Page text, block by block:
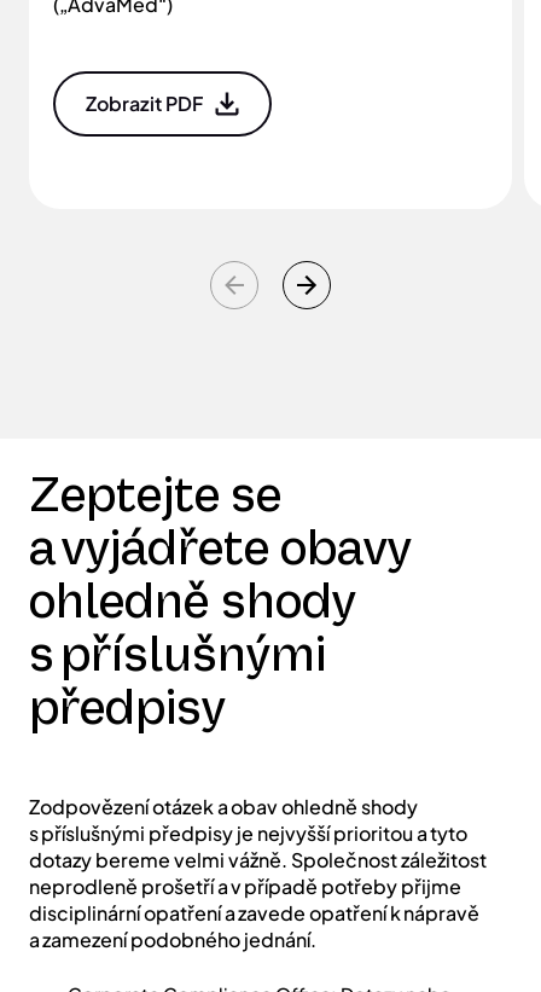
Zobrazit PDF
Zeptejte se
a vyjádřete obavy
ohledně shody
s příslušnými
předpisy
Zodpovězení otázek a obav ohledně shody
s příslušnými předpisy je nejvyšší prioritou a tyto
dotazy bereme velmi vážně. Společnost záležitost
neprodleně prošetří a v případě potřeby přijme
disciplinární opatření a zavede opatření k nápravě
a zamezení podobného jednání.